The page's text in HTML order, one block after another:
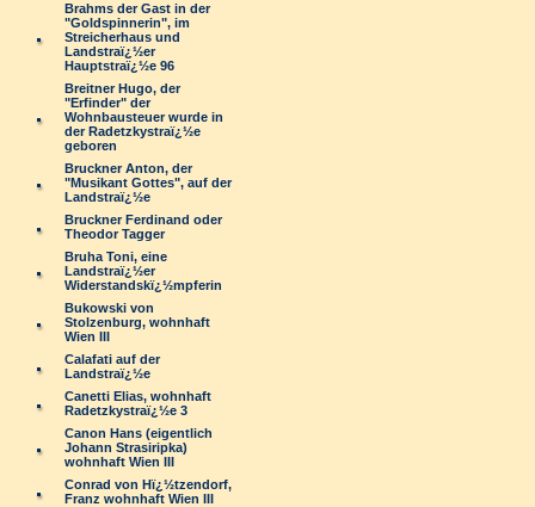
Brahms der Gast in der
"Goldspinnerin", im
Streicherhaus und
Landstraï¿½er
Hauptstraï¿½e 96
Breitner Hugo, der
"Erfinder" der
Wohnbausteuer wurde in
der Radetzkystraï¿½e
geboren
Bruckner Anton, der
"Musikant Gottes", auf der
Landstraï¿½e
Bruckner Ferdinand oder
Theodor Tagger
Bruha Toni, eine
Landstraï¿½er
Widerstandskï¿½mpferin
Bukowski von
Stolzenburg, wohnhaft
Wien III
Calafati auf der
Landstraï¿½e
Canetti Elias, wohnhaft
Radetzkystraï¿½e 3
Canon Hans (eigentlich
Johann Strasiripka)
wohnhaft Wien III
Conrad von Hï¿½tzendorf,
Franz wohnhaft Wien III